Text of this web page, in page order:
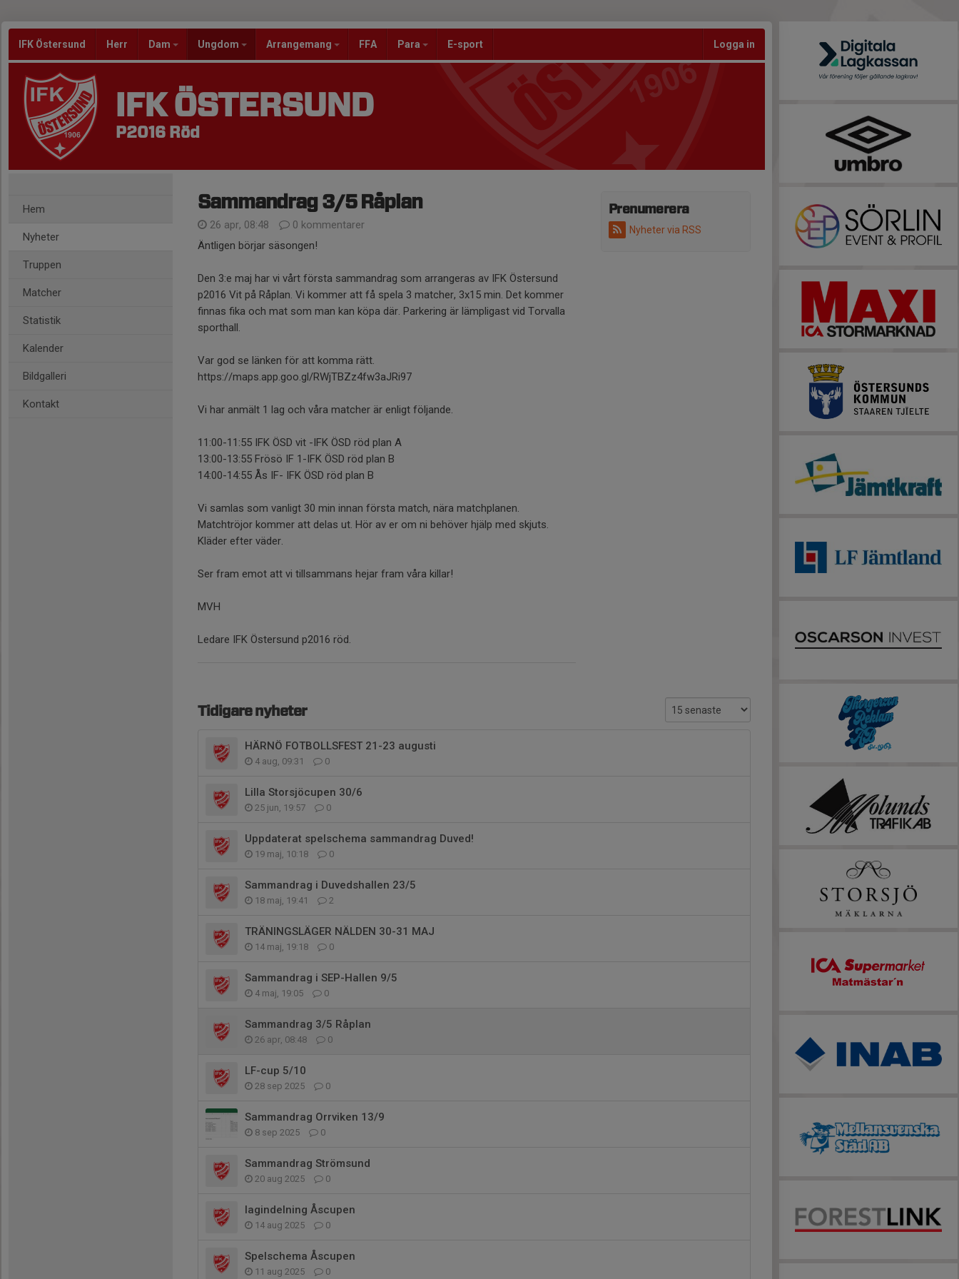
IFK Östersund Herr Dam Ungdom Arrangemang FFA Para E-sport Logga in
IFK ÖSTERSUND
P2016 Röd
Hem
Nyheter
Truppen
Matcher
Statistik
Kalender
Bildgalleri
Kontakt
Prenumerera
Nyheter via RSS
Sammandrag 3/5 Råplan
26 apr, 08:48
0 kommentarer
Äntligen börjar säsongen!
Den 3:e maj har vi vårt första sammandrag som arrangeras av IFK Östersund
p2016 Vit på Råplan. Vi kommer att få spela 3 matcher, 3x15 min. Det kommer
finnas fika och mat som man kan köpa där. Parkering är lämpligast vid Torvalla
sporthall.
Var god se länken för att komma rätt.
https://maps.app.goo.gl/RWjTBZz4fw3aJRi97
Vi har anmält 1 lag och våra matcher är enligt följande.
11:00-11:55 IFK ÖSD vit -IFK ÖSD röd plan A
13:00-13:55 Frösö IF 1-IFK ÖSD röd plan B
14:00-14:55 Ås IF- IFK ÖSD röd plan B
Vi samlas som vanligt 30 min innan första match, nära matchplanen.
Matchtröjor kommer att delas ut. Hör av er om ni behöver hjälp med skjuts.
Kläder efter väder.
Ser fram emot att vi tillsammans hejar fram våra killar!
MVH
Ledare IFK Östersund p2016 röd.
Tidigare nyheter
HÄRNÖ FOTBOLLSFEST 21-23 augusti
4 aug, 09:31 0
Lilla Storsjöcupen 30/6
25 jun, 19:57 0
Uppdaterat spelschema sammandrag Duved!
19 maj, 10:18 0
Sammandrag i Duvedshallen 23/5
18 maj, 19:41 2
TRÄNINGSLÄGER NÄLDEN 30-31 MAJ
14 maj, 19:18 0
Sammandrag i SEP-Hallen 9/5
4 maj, 19:05 0
Sammandrag 3/5 Råplan
26 apr, 08:48 0
LF-cup 5/10
28 sep 2025 0
Sammandrag Orrviken 13/9
8 sep 2025 0
Sammandrag Strömsund
20 aug 2025 0
lagindelning Åscupen
14 aug 2025 0
Spelschema Åscupen
11 aug 2025 0